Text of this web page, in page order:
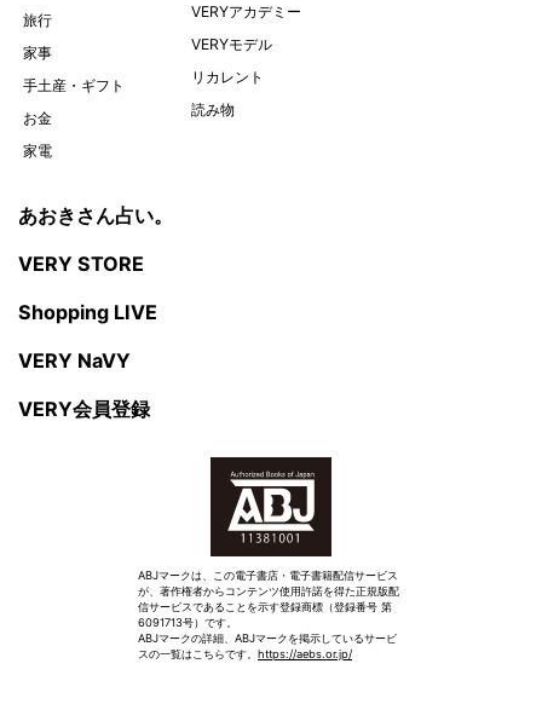
旅行
家事
手土産・ギフト
お金
家電
VERYアカデミー
VERYモデル
リカレント
読み物
あおきさん占い。
VERY STORE
Shopping LIVE
VERY NaVY
VERY会員登録
ABJマークは、この電子書店・電子書籍配信サービス
が、著作権者からコンテンツ使用許諾を得た正規版配
信サービスであることを示す登録商標（登録番号 第
6091713号）です。
ABJマークの詳細、ABJマークを掲示しているサービ
スの一覧はこちらです。 https://aebs.or.jp/